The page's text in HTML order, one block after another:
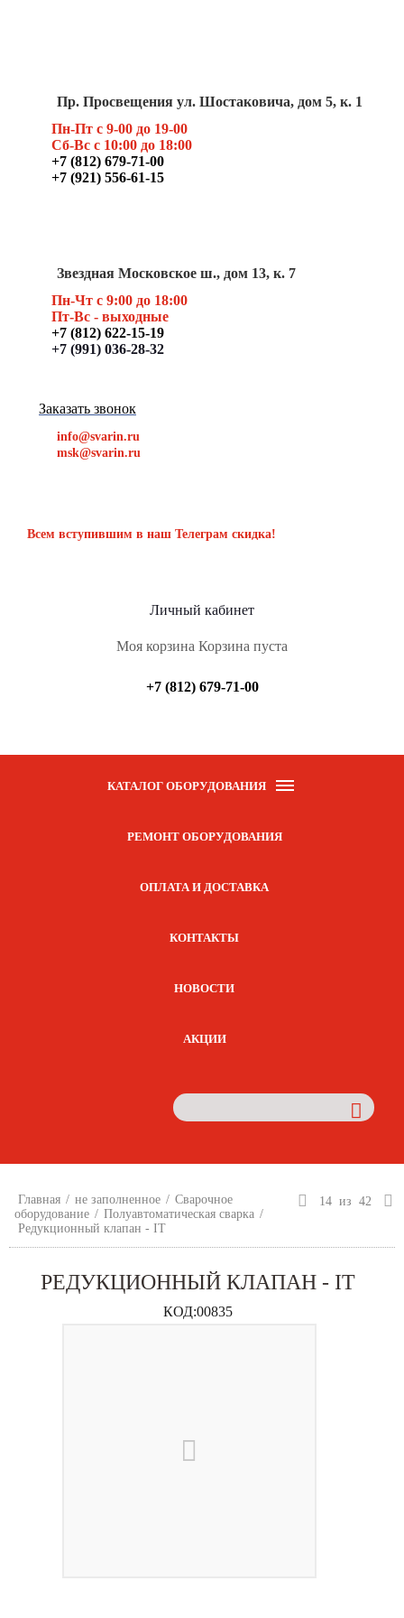
Пр. Просвещения ул. Шостаковича, дом 5, к. 1
Пн-Пт с 9-00 до 19-00
Сб-Вс с 10:00 до 18:00
+7 (812) 679-71-00
+7 (921) 556-61-15
Звездная Московское ш., дом 13, к. 7
Пн-Чт с 9:00 до 18:00
Пт-Вс - выходные
+7 (812) 622-15-19
+7 (991) 036-28-32
Заказать звонок
info@svarin.ru
msk@svarin.ru
Всем вступившим в наш Телеграм скидка!
Личный кабинет
Моя корзина Корзина пуста
+7 (812) 679-71-00
КАТАЛОГ ОБОРУДОВАНИЯ
РЕМОНТ ОБОРУДОВАНИЯ
ОПЛАТА И ДОСТАВКА
КОНТАКТЫ
НОВОСТИ
АКЦИИ
Главная / не заполненное / Сварочное
оборудование / Полуавтоматическая сварка /
Редукционный клапан - IT
14 из 42
РЕДУКЦИОННЫЙ КЛАПАН - IT
КОД:00835